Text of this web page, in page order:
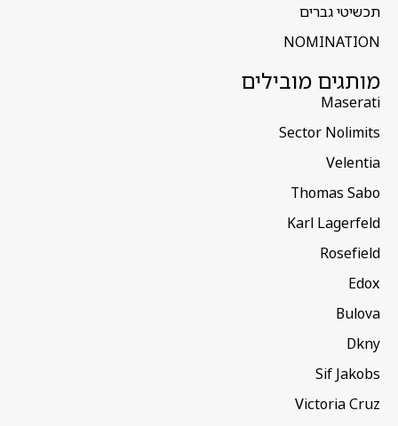
תכשיטי גברים
NOMINATION
מותגים מובילים
Maserati
Sector Nolimits
Velentia
Thomas Sabo
Karl Lagerfeld
Rosefield
Edox
Bulova
Dkny
Sif Jakobs
Victoria Cruz